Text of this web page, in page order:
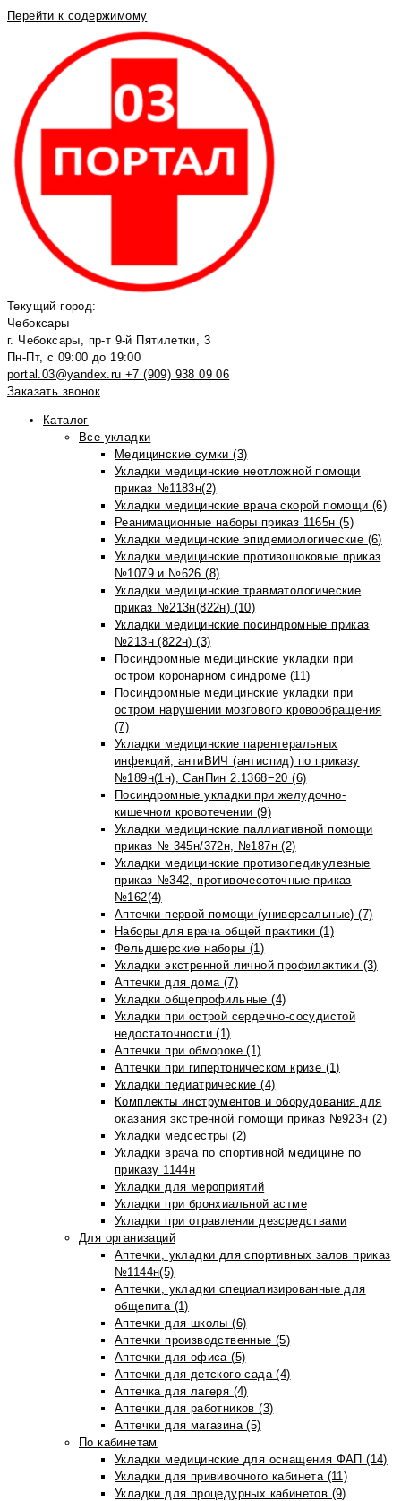
Перейти к содержимому
Текущий город:
Чебоксары
г. Чебоксары, пр-т 9-й Пятилетки, 3
Пн-Пт, с 09:00 до 19:00
portal.03@yandex.ru +7 (909) 938 09 06
Заказать звонок
Каталог
Все укладки
Медицинские сумки (3)
Укладки медицинские неотложной помощи
приказ №1183н(2)
Укладки медицинские врача скорой помощи (6)
Реанимационные наборы приказ 1165н (5)
Укладки медицинские эпидемиологические (6)
Укладки медицинские противошоковые приказ
№1079 и №626 (8)
Укладки медицинские травматологические
приказ №213н(822н) (10)
Укладки медицинские посиндромные приказ
№213н (822н) (3)
Посиндромные медицинские укладки при
остром коронарном синдроме (11)
Посиндромные медицинские укладки при
остром нарушении мозгового кровообращения
(7)
Укладки медицинские парентеральных
инфекций, антиВИЧ (антиспид) по приказу
№189н(1н), СанПин 2.1368−20 (6)
Посиндромные укладки при желудочно-
кишечном кровотечении (9)
Укладки медицинские паллиативной помощи
приказ № 345н/372н, №187н (2)
Укладки медицинские противопедикулезные
приказ №342, противочесоточные приказ
№162(4)
Аптечки первой помощи (универсальные) (7)
Наборы для врача общей практики (1)
Фельдшерские наборы (1)
Укладки экстренной личной профилактики (3)
Аптечки для дома (7)
Укладки общепрофильные (4)
Укладки при острой сердечно-сосудистой
недостаточности (1)
Аптечки при обмороке (1)
Аптечки при гипертоническом кризе (1)
Укладки педиатрические (4)
Комплекты инструментов и оборудования для
оказания экстренной помощи приказ №923н (2)
Укладки медсестры (2)
Укладки врача по спортивной медицине по
приказу 1144н
Укладки для мероприятий
Укладки при бронхиальной астме
Укладки при отравлении дезсредствами
Для организаций
Аптечки, укладки для спортивных залов приказ
№1144н(5)
Аптечки, укладки специализированные для
общепита (1)
Аптечки для школы (6)
Аптечки производственные (5)
Аптечки для офиса (5)
Аптечки для детского сада (4)
Аптечка для лагеря (4)
Аптечки для работников (3)
Аптечки для магазина (5)
По кабинетам
Укладки медицинские для оснащения ФАП (14)
Укладки для прививочного кабинета (11)
Укладки для процедурных кабинетов (9)